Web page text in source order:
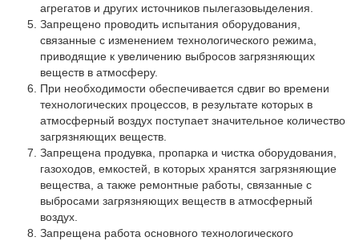
Личный кабинет
Корзина
Избранное
агрегатов и других источников пылегазовыделения.
Запрещено проводить испытания оборудования,
связанные с изменением технологического режима,
приводящие к увеличению выбросов загрязняющих
веществ в атмосферу.
При необходимости обеспечивается сдвиг во времени
технологических процессов, в результате которых в
атмосферный воздух поступает значительное количество
загрязняющих веществ.
Запрещена продувка, пропарка и чистка оборудования,
газоходов, емкостей, в которых хранятся загрязняющие
вещества, а также ремонтные работы, связанные с
выбросами загрязняющих веществ в атмосферный
воздух.
Запрещена работа основного технологического